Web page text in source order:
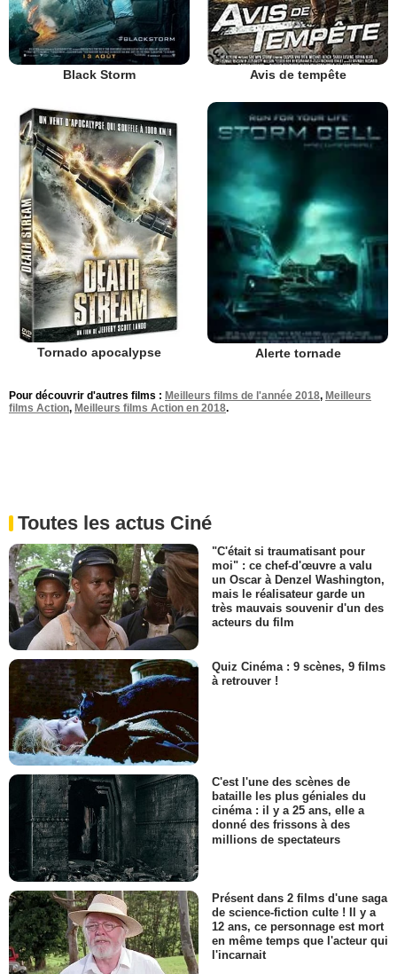
Black Storm Avis de tempête
Tornado apocalypse Alerte tornade
Pour découvrir d'autres films : Meilleurs films de l'année 2018, Meilleurs
films Action, Meilleurs films Action en 2018.
Toutes les actus Ciné
"C'était si traumatisant pour
moi" : ce chef-d'œuvre a valu
un Oscar à Denzel Washington,
mais le réalisateur garde un
très mauvais souvenir d'un des
acteurs du film
Quiz Cinéma : 9 scènes, 9 films
à retrouver !
C'est l'une des scènes de
bataille les plus géniales du
cinéma : il y a 25 ans, elle a
donné des frissons à des
millions de spectateurs
Présent dans 2 films d'une saga
de science-fiction culte ! Il y a
12 ans, ce personnage est mort
en même temps que l'acteur qui
l'incarnait